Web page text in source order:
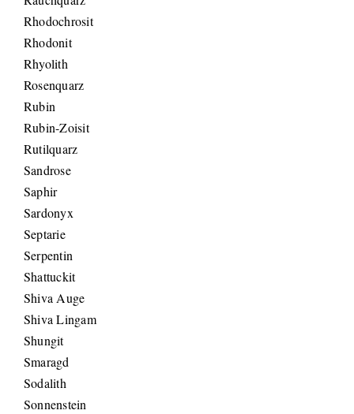
Rhodochrosit
Rhodonit
Rhyolith
Rosenquarz
Rubin
Rubin-Zoisit
Rutilquarz
Sandrose
Saphir
Sardonyx
Septarie
Serpentin
Shattuckit
Shiva Auge
Shiva Lingam
Shungit
Smaragd
Sodalith
Sonnenstein